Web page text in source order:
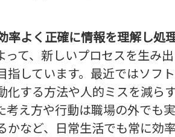
よく正確に情報を理解し処
て、新しいプロセスを生み
しています。最近ではソフ
する方法や人的ミスを減ら
え方や行動は職場の外でも
など、日常生活でも常に効